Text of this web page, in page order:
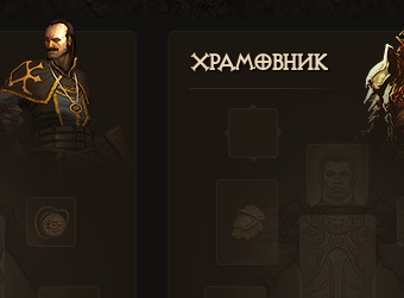
Храмовник